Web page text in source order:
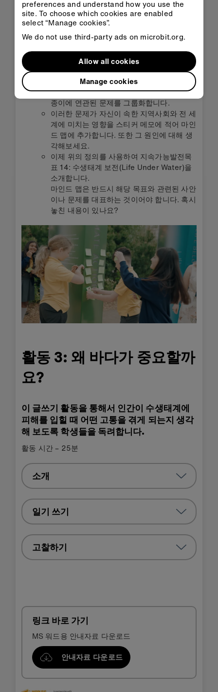
수많은 문제를 생각나는 대로 나열하게 합니다.
예상 답변: 해양 오염(하수, 화학 물질 및 플라스
틱); 해수 온도 상승; 탄소 배출로 인한 산성도 증
가; 남획; 해양 생물에 대한 피해; 산호 백화(Coral
bleaching); 수생태계 보전 파괴
이제 정보를 시각적으로 구성하는 데 사용되는 다
이어그램인 마인드 맵을 만들 차례입니다.
모든 문제를 스티커 메모에 적고 칠판이나 큰
종이에 연관된 문제를 그룹화합니다.
이러한 문제가 자신이 속한 지역사회와 전 세
계에 미치는 영향을 스티커 메모에 적어 마인
드 맵에 추가합니다. 또한 그 원인에 대해 생
각해보세요.
이제 위의 정의를 사용하여 지속가능발전목
표 14: 수생태계 보전(Life Under Water)을
소개합니다.
마인드 맵은 반드시 해당 목표와 관련된 사안
이나 문제를 대표하는 것이어야 합니다. 혹시
놓친 내용이 있나요?
활동 3: 왜 바다가 중요할까
요?
이 글쓰기 활동을 통해서 인간이 수생태계에
피해를 입힐 때 어떤 고통을 겪게 되는지 생각
해 보도록 학생들을 독려합니다.
활동 시간 – 25분
소개
일기 쓰기
고찰하기
링크 바로 가기
MS 워드용 안내자료 다운로드
안내자료 다운로드
preferences and understand how you use the
site. To choose which cookies are enabled
select “Manage cookies”.
We do not use third-party ads on microbit.org.
Manage cookies
Allow all cookies